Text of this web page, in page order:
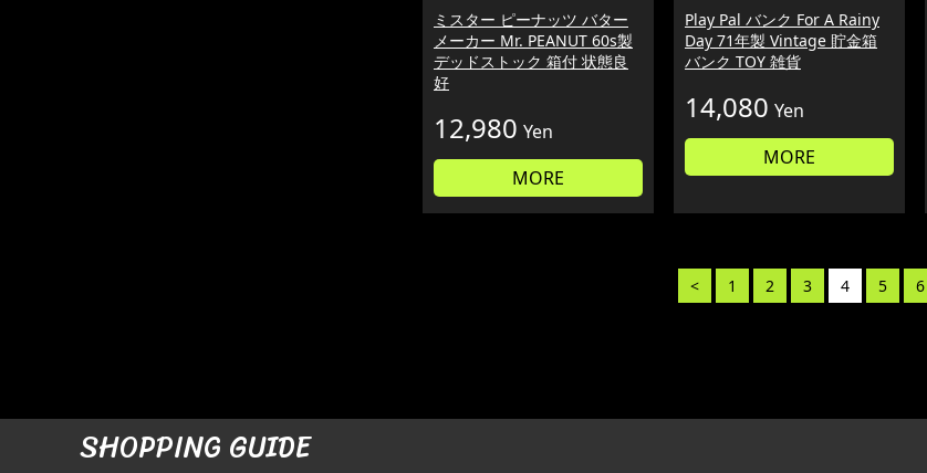
ミスター ピーナッツ バター
メーカー Mr. PEANUT 60s製
デッドストック 箱付 状態良
好
12,980 Yen
MORE
Play Pal バンク For A Rainy
Day 71年製 Vintage 貯金箱
バンク TOY 雑貨
14,080 Yen
MORE
< 1 2 3 4 5 6
SHOPPING GUIDE